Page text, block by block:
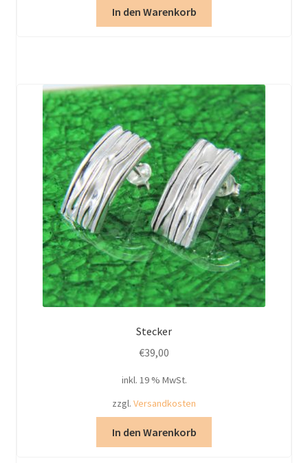
In den Warenkorb
Stecker
€39,00
inkl. 19 % MwSt.
zzgl. Versandkosten
In den Warenkorb